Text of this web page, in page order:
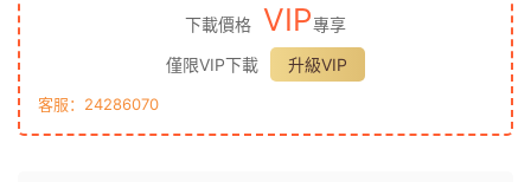
下載價格 VIP專享
僅限VIP下載
升級VIP
客服：24286070